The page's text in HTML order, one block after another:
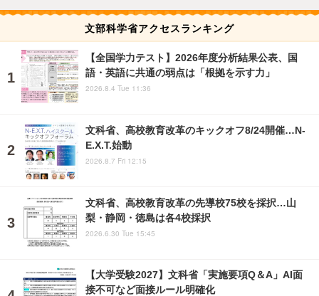
文部科学省アクセスランキング
【全国学力テスト】2026年度分析結果公表、国
語・英語に共通の弱点は「根拠を示す力」
2026.8.4 Tue 11:36
文科省、高校教育改革のキックオフ8/24開催…N-
E.X.T.始動
2026.8.7 Fri 12:15
文科省、高校教育改革の先導校75校を採択…山
梨・静岡・徳島は各4校採択
2026.6.30 Tue 15:45
【大学受験2027】文科省「実施要項Q＆A」AI面
接不可など面接ルール明確化